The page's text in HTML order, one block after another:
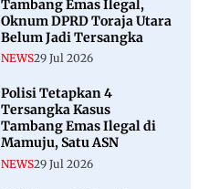
Tambang Emas Ilegal,
Oknum DPRD Toraja Utara
Belum Jadi Tersangka
NEWS29 Jul 2026
Polisi Tetapkan 4
Tersangka Kasus
Tambang Emas Ilegal di
Mamuju, Satu ASN
NEWS29 Jul 2026